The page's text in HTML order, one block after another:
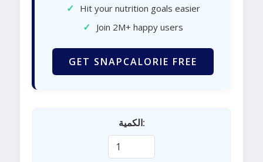
✓ Hit your nutrition goals easier
✓ Join 2M+ happy users
GET SNAPCALORIE FREE
الكمية: